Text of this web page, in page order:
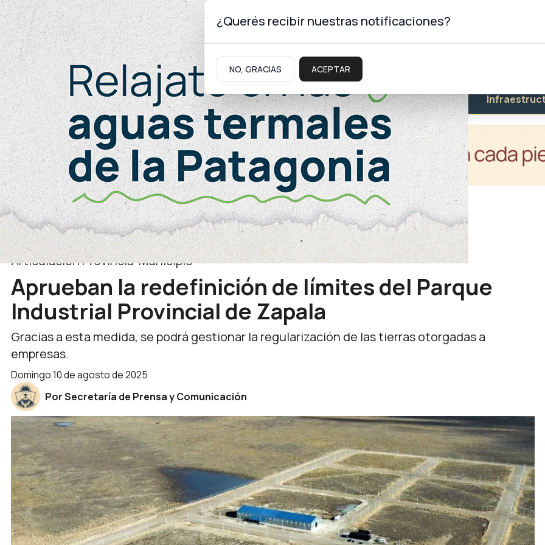
Domingo 9deAgostode 2026
Neuquinidad Gabinete Turismo Educación Salud
Economía
Articulación Provincia-Municipio
Aprueban la redefinición de límites del Parque
Industrial Provincial de Zapala
Gracias a esta medida, se podrá gestionar la regularización de las tierras otorgadas a
empresas.
domingo 10 de agosto de 2025
Por Secretaría de Prensa y Comunicación
¿Querés recibir nuestras notificaciones?
NO, GRACIAS ACEPTAR